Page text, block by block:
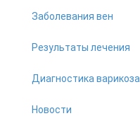
Заболевания вен
Результаты лечения
Диагностика варикоза
Новости